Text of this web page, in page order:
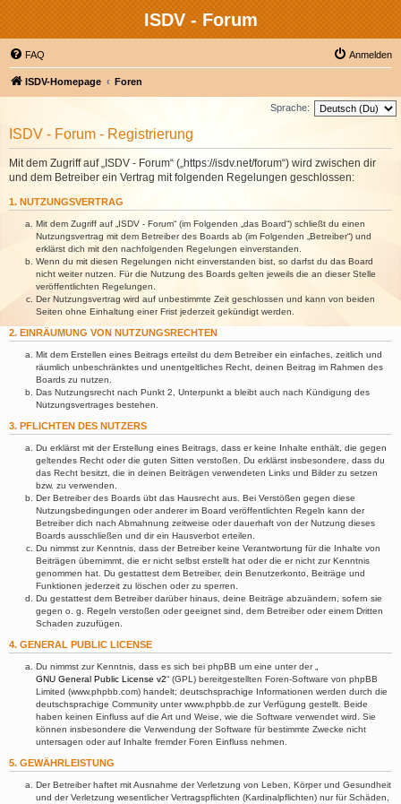
ISDV - Forum
FAQ Anmelden
ISDV-Homepage Foren
Sprache:
ISDV - Forum - Registrierung
Mit dem Zugriff auf „ISDV - Forum“ („https://isdv.net/forum“) wird zwischen dir
und dem Betreiber ein Vertrag mit folgenden Regelungen geschlossen:
1. NUTZUNGSVERTRAG
Mit dem Zugriff auf „ISDV - Forum“ (im Folgenden „das Board“) schließt du einen
Nutzungsvertrag mit dem Betreiber des Boards ab (im Folgenden „Betreiber“) und
erklärst dich mit den nachfolgenden Regelungen einverstanden.
Wenn du mit diesen Regelungen nicht einverstanden bist, so darfst du das Board
nicht weiter nutzen. Für die Nutzung des Boards gelten jeweils die an dieser Stelle
veröffentlichten Regelungen.
Der Nutzungsvertrag wird auf unbestimmte Zeit geschlossen und kann von beiden
Seiten ohne Einhaltung einer Frist jederzeit gekündigt werden.
2. EINRÄUMUNG VON NUTZUNGSRECHTEN
Mit dem Erstellen eines Beitrags erteilst du dem Betreiber ein einfaches, zeitlich und
räumlich unbeschränktes und unentgeltliches Recht, deinen Beitrag im Rahmen des
Boards zu nutzen.
Das Nutzungsrecht nach Punkt 2, Unterpunkt a bleibt auch nach Kündigung des
Nutzungsvertrages bestehen.
3. PFLICHTEN DES NUTZERS
Du erklärst mit der Erstellung eines Beitrags, dass er keine Inhalte enthält, die gegen
geltendes Recht oder die guten Sitten verstoßen. Du erklärst insbesondere, dass du
das Recht besitzt, die in deinen Beiträgen verwendeten Links und Bilder zu setzen
bzw. zu verwenden.
Der Betreiber des Boards übt das Hausrecht aus. Bei Verstößen gegen diese
Nutzungsbedingungen oder anderer im Board veröffentlichten Regeln kann der
Betreiber dich nach Abmahnung zeitweise oder dauerhaft von der Nutzung dieses
Boards ausschließen und dir ein Hausverbot erteilen.
Du nimmst zur Kenntnis, dass der Betreiber keine Verantwortung für die Inhalte von
Beiträgen übernimmt, die er nicht selbst erstellt hat oder die er nicht zur Kenntnis
genommen hat. Du gestattest dem Betreiber, dein Benutzerkonto, Beiträge und
Funktionen jederzeit zu löschen oder zu sperren.
Du gestattest dem Betreiber darüber hinaus, deine Beiträge abzuändern, sofern sie
gegen o. g. Regeln verstoßen oder geeignet sind, dem Betreiber oder einem Dritten
Schaden zuzufügen.
4. GENERAL PUBLIC LICENSE
Du nimmst zur Kenntnis, dass es sich bei phpBB um eine unter der „
GNU General Public License v2“ (GPL) bereitgestellten Foren-Software von phpBB
Limited (www.phpbb.com) handelt; deutschsprachige Informationen werden durch die
deutschsprachige Community unter www.phpbb.de zur Verfügung gestellt. Beide
haben keinen Einfluss auf die Art und Weise, wie die Software verwendet wird. Sie
können insbesondere die Verwendung der Software für bestimmte Zwecke nicht
untersagen oder auf Inhalte fremder Foren Einfluss nehmen.
5. GEWÄHRLEISTUNG
Der Betreiber haftet mit Ausnahme der Verletzung von Leben, Körper und Gesundheit
und der Verletzung wesentlicher Vertragspflichten (Kardinalpflichten) nur für Schäden,